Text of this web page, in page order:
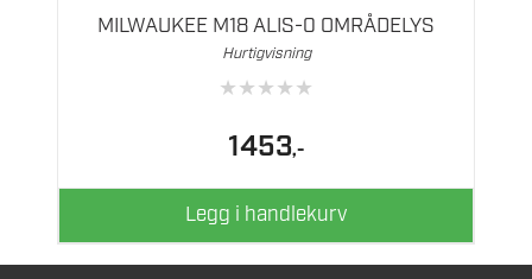
MILWAUKEE M18 ALIS-0 OMRÅDELYS
Hurtigvisning
★★★★★
1453,-
Legg i handlekurv